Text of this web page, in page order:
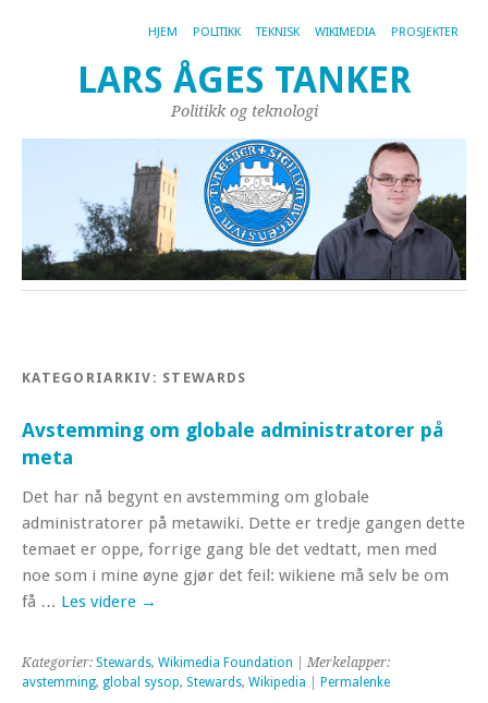
HJEM POLITIKK TEKNISK WIKIMEDIA PROSJEKTER
LARS ÅGES TANKER
Politikk og teknologi
KATEGORIARKIV: STEWARDS
Avstemming om globale administratorer på
meta
Det har nå begynt en avstemming om globale
administratorer på metawiki. Dette er tredje gangen dette
temaet er oppe, forrige gang ble det vedtatt, men med
noe som i mine øyne gjør det feil: wikiene må selv be om
få … Les videre →
Kategorier: Stewards, Wikimedia Foundation | Merkelapper:
avstemming, global sysop, Stewards, Wikipedia Permalenke